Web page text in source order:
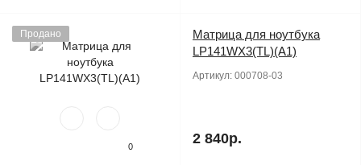
Продано
0
Матрица для ноутбука
LP141WX3(TL)(A1)
Артикул: 000708-03
2 840р.